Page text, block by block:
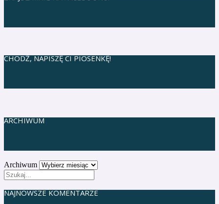
CHODŹ, NAPISZĘ CI PIOSENKĘ!
ARCHIWUM
Archiwum
NAJNOWSZE KOMENTARZE